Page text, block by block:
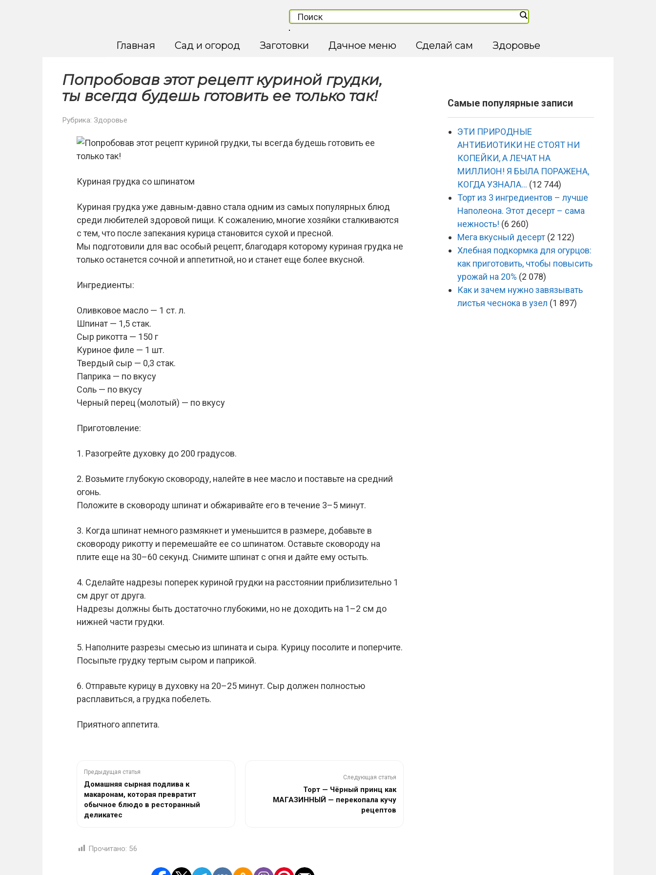
Главная Сад и огород Заготовки Дачное меню Сделай сам Здоровье
Попробовав этот рецепт куриной грудки,
ты всегда будешь готовить ее только так!
Рубрика: Здоровье
Куриная грудка со шпинатом
Куриная грудка уже давным-давно стала одним из самых популярных блюд
среди любителей здоровой пищи. К сожалению, многие хозяйки сталкиваются
с тем, что после запекания курица становится сухой и пресной.
Мы подготовили для вас особый рецепт, благодаря которому куриная грудка не
только останется сочной и аппетитной, но и станет еще более вкусной.
Ингредиенты:
Оливковое масло — 1 ст. л.
Шпинат — 1,5 стак.
Сыр рикотта — 150 г
Куриное филе — 1 шт.
Твердый сыр — 0,3 стак.
Паприка — по вкусу
Соль — по вкусу
Черный перец (молотый) — по вкусу
Приготовление:
1. Разогрейте духовку до 200 градусов.
2. Возьмите глубокую сковороду, налейте в нее масло и поставьте на средний
огонь.
Положите в сковороду шпинат и обжаривайте его в течение 3–5 минут.
3. Когда шпинат немного размякнет и уменьшится в размере, добавьте в
сковороду рикотту и перемешайте ее со шпинатом. Оставьте сковороду на
плите еще на 30–60 секунд. Снимите шпинат с огня и дайте ему остыть.
4. Сделайте надрезы поперек куриной грудки на расстоянии приблизительно 1
см друг от друга.
Надрезы должны быть достаточно глубокими, но не доходить на 1–2 см до
нижней части грудки.
5. Наполните разрезы смесью из шпината и сыра. Курицу посолите и поперчите.
Посыпьте грудку тертым сыром и паприкой.
6. Отправьте курицу в духовку на 20–25 минут. Сыр должен полностью
расплавиться, а грудка побелеть.
Приятного аппетита.
Предыдущая статья
Домашняя сырная подлива к
макаронам, которая превратит
обычное блюдо в ресторанный
деликатес
Следующая статья
Торт — Чёрный принц как
МАГАЗИННЫЙ — перекопала кучу
рецептов
Прочитано: 56
Самые популярные записи
ЭТИ ПРИРОДНЫЕ
АНТИБИОТИКИ НЕ СТОЯТ НИ
КОПЕЙКИ, А ЛЕЧАТ НА
МИЛЛИОН! Я БЫЛА ПОРАЖЕНА,
КОГДА УЗНАЛА… (12 744)
Торт из 3 ингредиентов – лучше
Наполеона. Этот десерт – сама
нежность! (6 260)
Мега вкусный десерт (2 122)
Хлебная подкормка для огурцов:
как приготовить, чтобы повысить
урожай на 20% (2 078)
Как и зачем нужно завязывать
листья чеснока в узел (1 897)